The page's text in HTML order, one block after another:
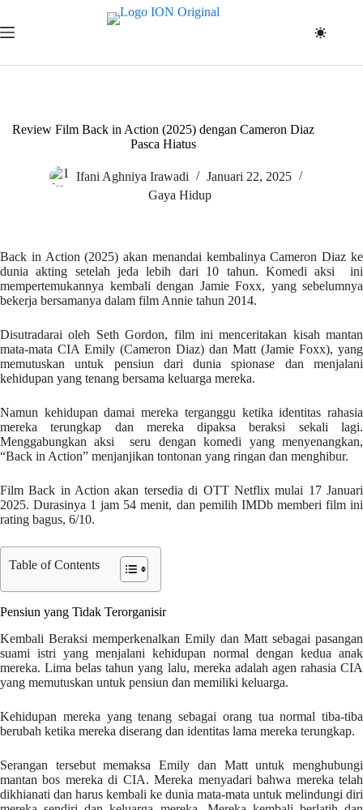
content
Review Film Back in Action (2025) dengan Cameron Diaz
Pasca Hiatus
Ifani Aghniya Irawadi
Januari 22, 2025
Gaya Hidup
Back in Action (2025) akan menandai kembalinya Cameron Diaz ke
dunia akting setelah jeda lebih dari 10 tahun. Komedi aksi ini
mempertemukannya kembali dengan Jamie Foxx, yang sebelumnya
bekerja bersamanya dalam film Annie tahun 2014.
Disutradarai oleh Seth Gordon, film ini menceritakan kisah mantan
mata-mata CIA Emily (Cameron Diaz) dan Matt (Jamie Foxx), yang
memutuskan untuk pensiun dari dunia spionase dan menjalani
kehidupan yang tenang bersama keluarga mereka.
Namun kehidupan damai mereka terganggu ketika identitas rahasia
mereka terungkap dan mereka dipaksa beraksi sekali lagi.
Menggabungkan aksi seru dengan komedi yang menyenangkan,
“Back in Action” menjanjikan tontonan yang ringan dan menghibur.
Film Back in Action akan tersedia di OTT Netflix mulai 17 Januari
2025. Durasinya 1 jam 54 menit, dan pemilih IMDb memberi film ini
rating bagus, 6/10.
Table of Contents
Pensiun yang Tidak Terorganisir
Kembali Beraksi memperkenalkan Emily dan Matt sebagai pasangan
suami istri yang menjalani kehidupan normal dengan kedua anak
mereka. Lima belas tahun yang lalu, mereka adalah agen rahasia CIA
yang memutuskan untuk pensiun dan memiliki keluarga.
Kehidupan mereka yang tenang sebagai orang tua normal tiba-tiba
berubah ketika mereka diserang dan identitas lama mereka terungkap.
Serangan tersebut memaksa Emily dan Matt untuk menghubungi
mantan bos mereka di CIA. Mereka menyadari bahwa mereka telah
dikhianati dan harus kembali ke dunia mata-mata untuk melindungi diri